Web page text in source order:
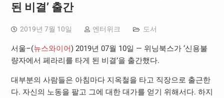
된 비결’ 출간
2019년 7월 10일 엔터위크 도서
서울–(뉴스와이어) 2019년 07월 10일 — 위닝북스가 ‘신용불
량자에서 페라리를 타게 된 비결’을 출간했다.
대부분의 사람들은 아침마다 지옥철을 타고 직장으로 출근한
다. 자신의 노동을 팔고 그에 대한 대가를 얻기 위해서다. 하지